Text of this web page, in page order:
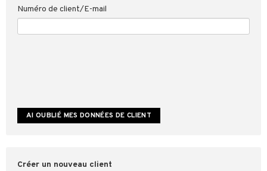
Numéro de client/E-mail
Créer un nouveau client